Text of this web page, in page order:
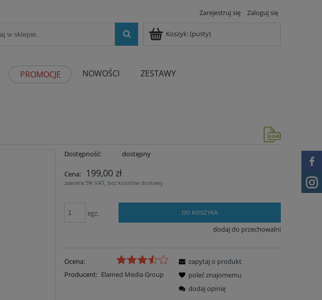
Zarejestruj się Zaloguj się
Koszyk:(pusty)
PROMOCJE NOWOŚCI ZESTAWY
Dostępność: dostępny
Cena: 199,00 zł
zawiera 5% VAT, bez kosztów dostawy
egz. DO KOSZYKA
dodaj do przechowalni
Ocena:
Producent: Elamed Media Group
zapytaj o produkt
poleć znajomemu
dodaj opinię